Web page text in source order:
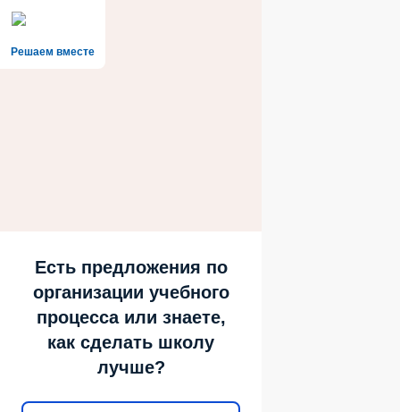
Решаем вместе
Есть предложения по
организации учебного
процесса или знаете,
как сделать школу
лучше?